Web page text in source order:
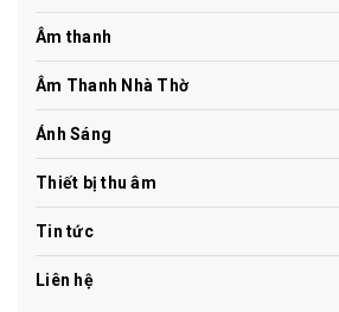
Âm thanh
Âm Thanh Nhà Thờ
Ánh Sáng
Thiết bị thu âm
Tin tức
Liên hệ